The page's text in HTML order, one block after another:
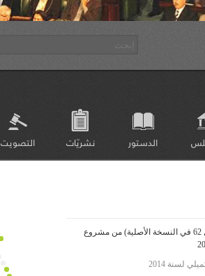
الدستور نشريّات التصويت
التصويت على الفصل 41 (الفصل 62 في النسخة الأصلية) من مشروع
لسنة 2014